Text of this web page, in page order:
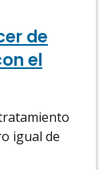
de
el
igual de